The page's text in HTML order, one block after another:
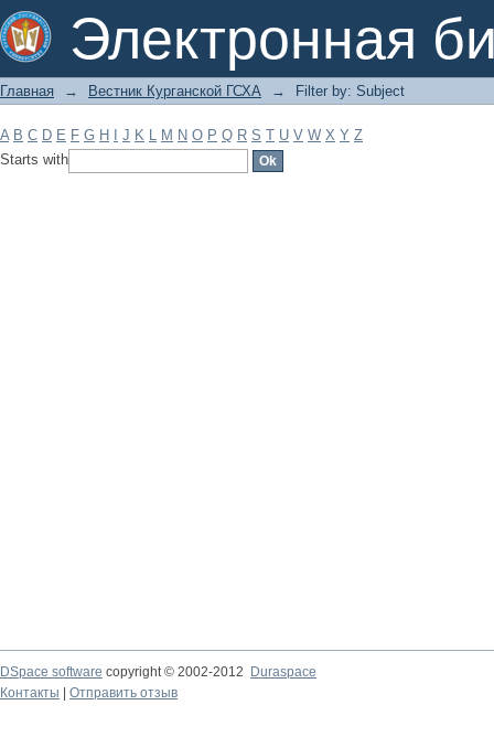
Электронная
Filter by: Subject
Главная → Вестник Курганской ГСХА → Filter by: Subject
A B C D E F G H J K L M N O P Q R S T U V W X Y Z
Starts with
DSpace software copyright © 2002-2012
Duraspace
Контакты
Отправить отзыв